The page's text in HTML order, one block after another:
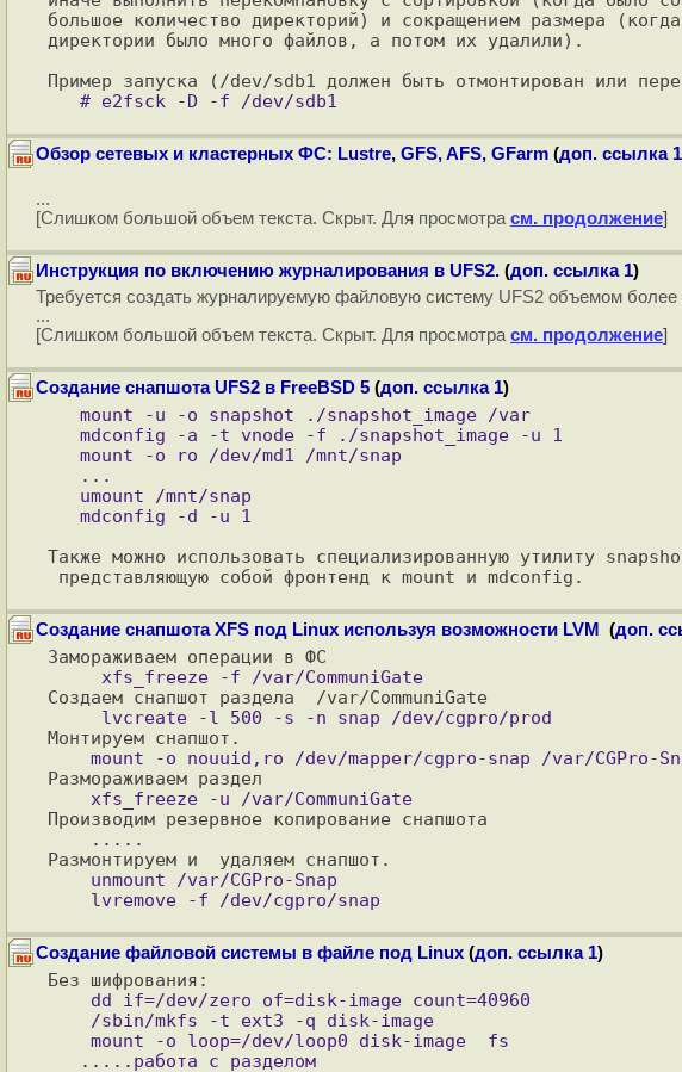
большое количество директорий) и сокращением размера
директории было много файлов, а потом их удалили).
Обзор сетевых и кластерных ФС: Lustre, GFS, AFS, GFarm (доп. ссылка 1
...
[Слишком большой объем текста. Скрыт. Для просмотра см. продолжение]
Инструкция по включению журналирования в UFS2. (доп. ссылка 1)
Требуется создать журналируемую файловую систему UFS2 объемом более
...
[Слишком большой объем текста. Скрыт. Для просмотра см. продолжение]
Создание снапшота UFS2 в FreeBSD 5 (доп. ссылка 1)
Также можно использовать специализированную утилиту
Создание снапшота XFS под Linux используя возможности LVM (доп.
Создание файловой системы в файле под Linux (доп. ссылка 1)